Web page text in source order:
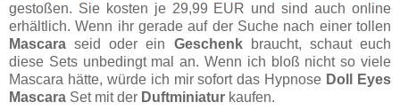
gestoßen. Sie kosten je 29,99 EUR und sind auch online
erhältlich. Wenn ihr gerade auf der Suche nach einer tollen
Mascaraseid oder ein Geschenk
braucht, schaut euch
diese Sets unbedingt mal an. Wenn ich bloß nicht so viele
Mascara hätte, würde ich mir sofort das Hypnose Doll Eyes
Mascara Set mit der Duftminiatur kaufen.